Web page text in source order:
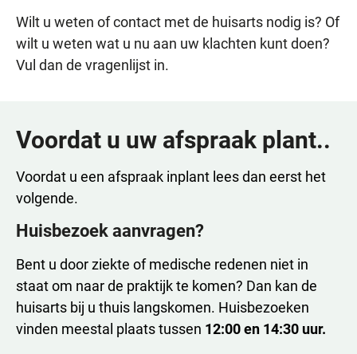
Wilt u weten of contact met de huisarts nodig is? Of
wilt u weten wat u nu aan uw klachten kunt doen?
Vul dan de vragenlijst in.
Voordat u uw afspraak plant..
Voordat u een afspraak inplant lees dan eerst het
volgende.
Huisbezoek aanvragen?
Bent u door ziekte of medische redenen niet in
staat om naar de praktijk te komen? Dan kan de
huisarts bij u thuis langskomen. Huisbezoeken
vinden meestal plaats tussen 12:00 en 14:30 uur.